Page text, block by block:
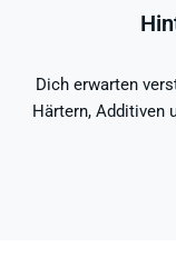
Dich erwarten
Härtern, Additiven